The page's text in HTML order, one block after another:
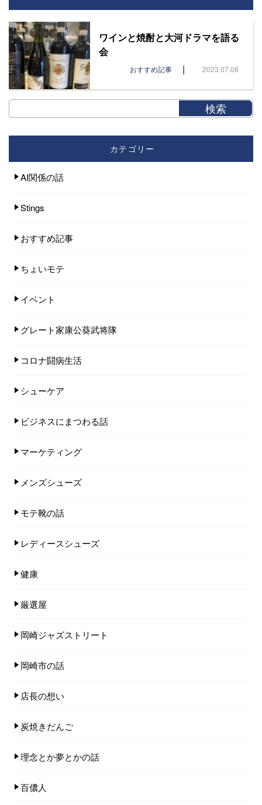
ワインと焼酎と大河ドラマを語る
会
おすすめ記事 | 2023.07.08
カテゴリー
AI関係の話
Stings
おすすめ記事
ちょいモテ
イベント
グレート家康公葵武将隊
コロナ闘病生活
シューケア
ビジネスにまつわる話
マーケティング
メンズシューズ
モテ靴の話
レディースシューズ
健康
厳選屋
岡崎ジャズストリート
岡崎市の話
店長の想い
炭焼きだんご
理念とか夢とかの話
百儂人